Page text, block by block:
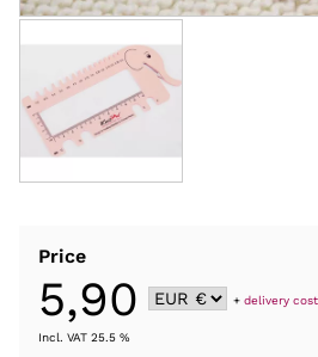
Price
5,90 +delivery
Incl. VAT 25.5 %